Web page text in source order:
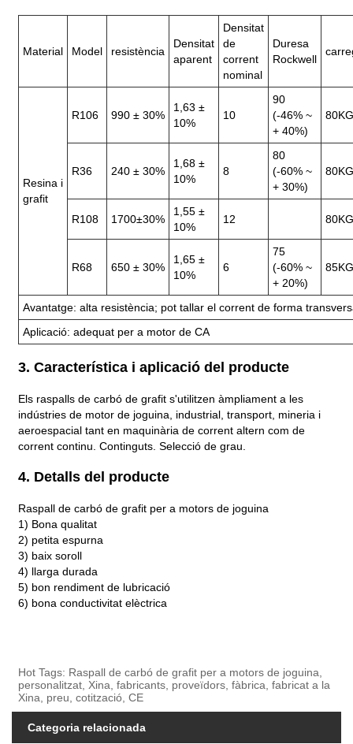
Material Model resistència
Densitat
aparent
Densitat
de
corrent
nominal
Duresa
Rockwell
Resina i
grafit
R106 990 ± 30%
1,63 ±
10%
10
90
(-46% ~
+ 40%)
R36 240 ± 30%
1,68 ±
10%
8
80
(-60% ~
+ 30%)
R108 1700±30%
1,55 ±
10%
12
R68 650 ± 30%
1,65 ±
10%
6
75
(-60% ~
+ 20%)
Avantatge: alta resistència; pot tallar el corrent de forma
Aplicació: adequat per a motor de CA
3. Característica i aplicació del producte
Els raspalls de carbó de grafit s'utilitzen àmpliament a les
indústries de motor de joguina, industrial, transport, mineria i
aeroespacial tant en maquinària de corrent altern com de
corrent continu. Continguts. Selecció de grau.
4. Detalls del producte
Raspall de carbó de grafit per a motors de joguina
1) Bona qualitat
2) petita espurna
3) baix soroll
4) llarga durada
5) bon rendiment de lubricació
6) bona conductivitat elèctrica
Hot Tags: Raspall de carbó de grafit per a motors de joguina,
personalitzat, Xina, fabricants, proveïdors, fàbrica, fabricat a la
Xina, preu, cotització, CE
Categoria relacionada